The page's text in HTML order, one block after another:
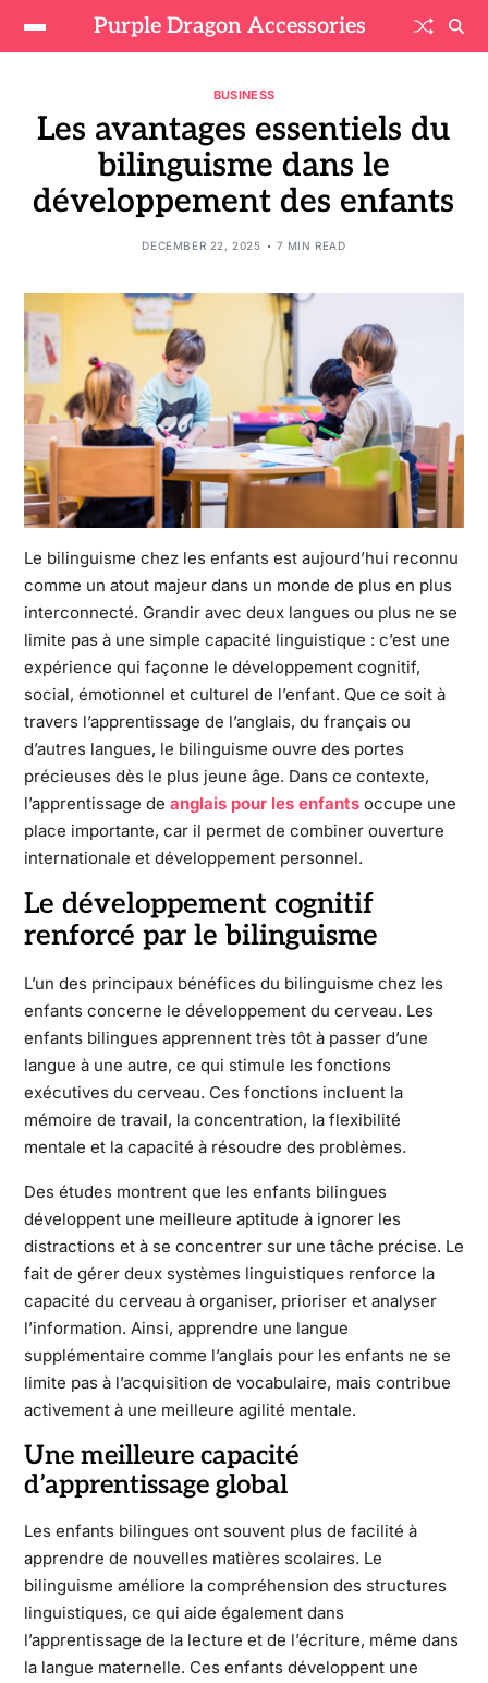
Purple Dragon Accessories
BUSINESS
Les avantages essentiels du
bilinguisme dans le
développement des enfants
DECEMBER 22, 2025 7 MIN READ
Le bilinguisme chez les enfants est aujourd’hui reconnu
comme un atout majeur dans un monde de plus en plus
interconnecté. Grandir avec deux langues ou plus ne se
limite pas à une simple capacité linguistique : c’est une
expérience qui façonne le développement cognitif,
social, émotionnel et culturel de l’enfant. Que ce soit à
travers l’apprentissage de l’anglais, du français ou
d’autres langues, le bilinguisme ouvre des portes
précieuses dès le plus jeune âge. Dans ce contexte,
l’apprentissage de anglais pour les enfantsoccupe une
place importante, car il permet de combiner ouverture
internationale et développement personnel.
Le développement cognitif
renforcé par le bilinguisme
L’un des principaux bénéfices du bilinguisme chez les
enfants concerne le développement du cerveau. Les
enfants bilingues apprennent très tôt à passer d’une
langue à une autre, ce qui stimule les fonctions
exécutives du cerveau. Ces fonctions incluent la
mémoire de travail, la concentration, la flexibilité
mentale et la capacité à résoudre des problèmes.
Des études montrent que les enfants bilingues
développent une meilleure aptitude à ignorer les
distractions et à se concentrer sur une tâche précise. Le
fait de gérer deux systèmes linguistiques renforce la
capacité du cerveau à organiser, prioriser et analyser
l’information. Ainsi, apprendre une langue
supplémentaire comme l’anglais pour les enfants ne se
limite pas à l’acquisition de vocabulaire, mais contribue
activement à une meilleure agilité mentale.
Une meilleure capacité
d’apprentissage global
Les enfants bilingues ont souvent plus de facilité à
apprendre de nouvelles matières scolaires. Le
bilinguisme améliore la compréhension des structures
linguistiques, ce qui aide également dans
l’apprentissage de la lecture et de l’écriture, même dans
la langue maternelle. Ces enfants développent une